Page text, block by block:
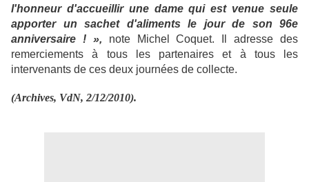
l'honneur d'accueillir une dame qui est venue seule
apporter un sachet d'aliments le jour de son 96e
anniversaire ! »,
note Michel Coquet. Il adresse des
remerciements à tous les partenaires et à tous les
intervenants de ces deux journées de collecte.
(Archives, VdN, 2/12/2010).